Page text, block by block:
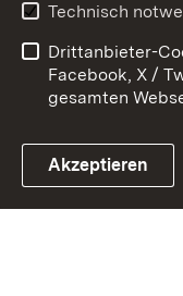
Link zum
Kontakt
Cookies
Technisch
Drittanbieter-
Facebook, X /
gesamten
Akzeptieren